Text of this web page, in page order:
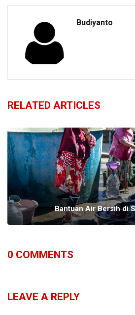
Budiyanto
RELATED ARTICLES
Bantuan Air Bersih di
0 COMMENTS
LEAVE A REPLY